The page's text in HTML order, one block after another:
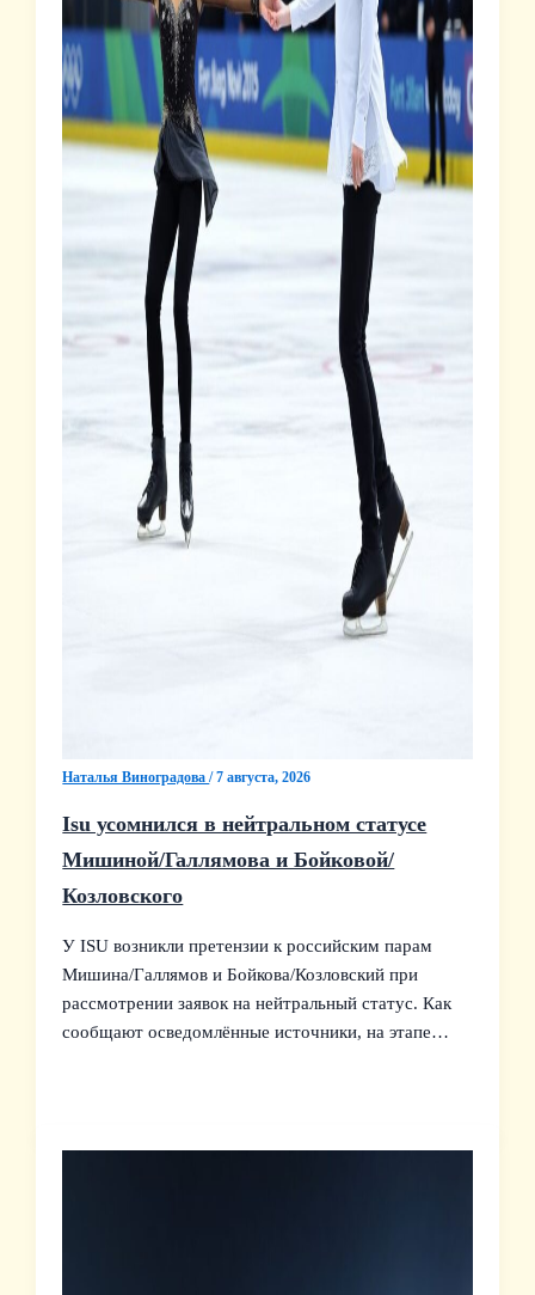
Наталья Виноградова/7 августа, 2026
Isu усомнился в нейтральном статусе
Мишиной/Галлямова и Бойковой/
Козловского
У ISU возникли претензии к российским парам
Мишина/Галлямов и Бойкова/Козловский при
рассмотрении заявок на нейтральный статус. Как
сообщают осведомлённые источники, на этапе…